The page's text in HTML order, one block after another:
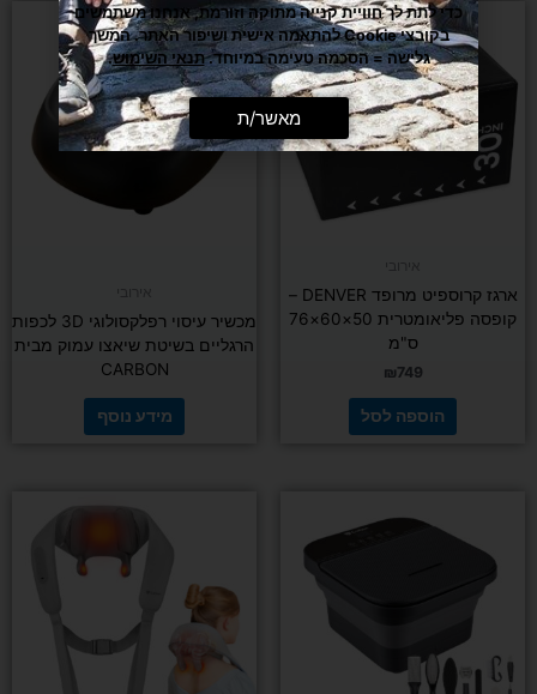
ארגז קרוספיט מרופד DENVER –
קופסה פליאומטרית 50×60×76
ס"מ
₪749
הוספה לסל
מכשיר עיסוי רפלקסולוגי 3D לכפות
הרגליים בשיטת שיאצו עמוק מבית
CARBON
מידע נוסף
כדי לתת לך חוויית קנייה מתוקה וזורמת, אנחנו משתמשים
בקובצי Cookie להתאמה אישית ושיפור האתר. המשך
גלישה = הסכמה טעימה במיוחד.תנאי השימוש.
מאשר/ת